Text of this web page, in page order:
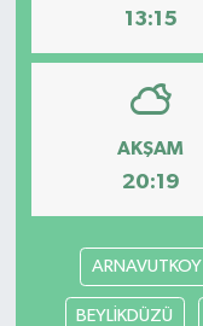
13:15
AKŞAM
20:19
ARNAVUTKOY
BEYLİKDÜZÜ